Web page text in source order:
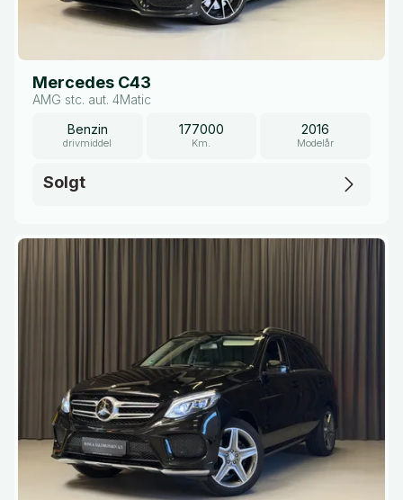
Mercedes C43
AMG stc. aut. 4Matic
Benzin
drivmiddel
177000
Km.
2016
Modelår
Solgt